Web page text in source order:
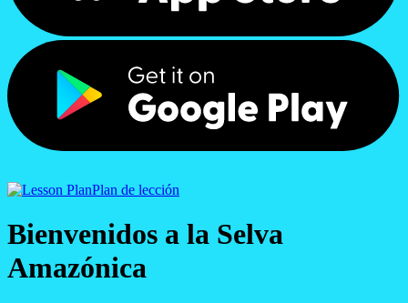
Plan de lección
Bienvenidos a la Selva
Amazónica